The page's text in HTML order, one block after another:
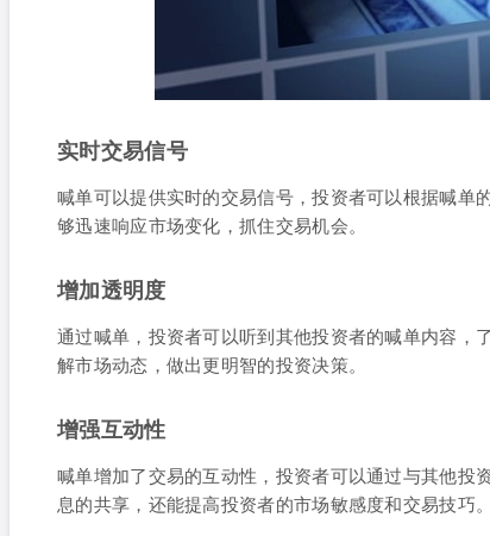
实时交易信号
喊单可以提供实时的交易信号，投资者可以根据喊单
够迅速响应市场变化，抓住交易机会。
增加透明度
通过喊单，投资者可以听到其他投资者的喊单内容，
解市场动态，做出更明智的投资决策。
增强互动性
喊单增加了交易的互动性，投资者可以通过与其他投
息的共享，还能提高投资者的市场敏感度和交易技巧。